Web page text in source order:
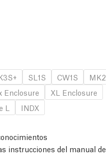
SL1S CW1S
MK2
Enclosure
XL Enclosure
L INDX
instrucciones del manual de